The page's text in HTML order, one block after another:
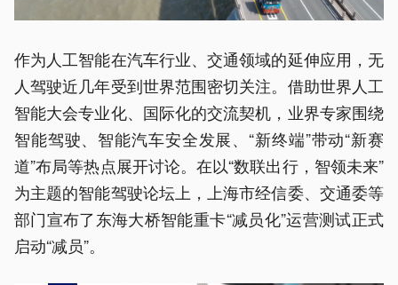
作为人工智能在汽车行业、交通领域的延伸应用，无
人驾驶近几年受到世界范围密切关注。借助世界人工
智能大会专业化、国际化的交流契机，业界专家围绕
智能驾驶、智能汽车安全发展、“新终端”带动“新赛
道”布局等热点展开讨论。在以“数联出行，智领未来”
为主题的智能驾驶论坛上，上海市经信委、交通委等
部门宣布了东海大桥智能重卡“减员化”运营测试正式
启动“减员”。